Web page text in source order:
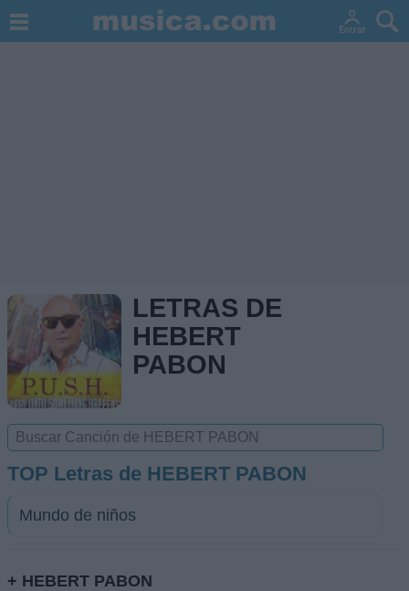
LETRAS DE
HEBERT
PABON
TOP Letras de HEBERT PABON
Mundo de niños
+ HEBERT PABON